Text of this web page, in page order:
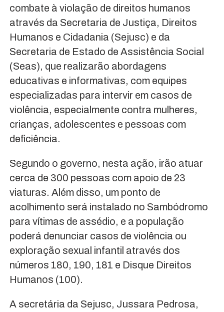
combate à violação de direitos humanos
através da Secretaria de Justiça, Direitos
Humanos e Cidadania (Sejusc) e da
Secretaria de Estado de Assistência Social
(Seas), que realizarão abordagens
educativas e informativas, com equipes
especializadas para intervir em casos de
violência, especialmente contra mulheres,
crianças, adolescentes e pessoas com
deficiência.
Segundo o governo, nesta ação, irão atuar
cerca de 300 pessoas com apoio de 23
viaturas. Além disso, um ponto de
acolhimento será instalado no Sambódromo
para vítimas de assédio, e a população
poderá denunciar casos de violência ou
exploração sexual infantil através dos
números 180, 190, 181 e Disque Direitos
Humanos (100).
A secretária da Sejusc, Jussara Pedrosa,